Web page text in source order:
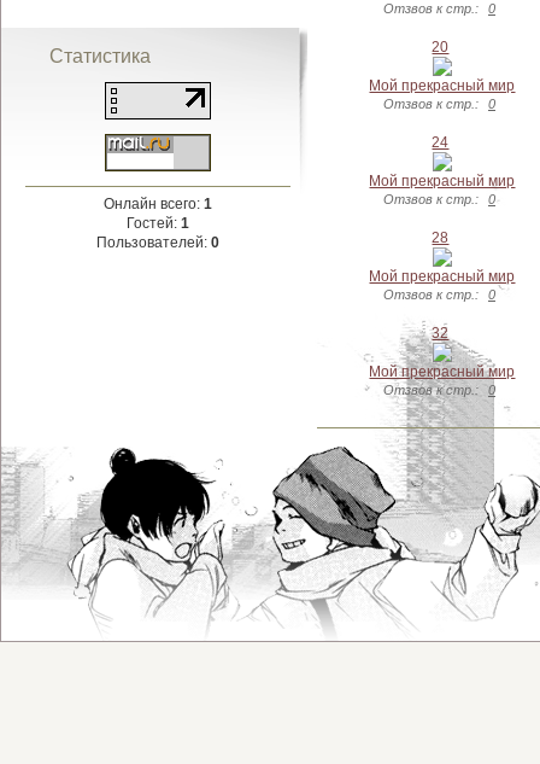
Статистика
Онлайн всего: 1
Гостей: 1
Пользователей: 0
Отзвов к стр.: 0
20
Мой прекрасный мир
Отзвов к стр.: 0
24
Мой прекрасный мир
Отзвов к стр.: 0
28
Мой прекрасный мир
Отзвов к стр.: 0
32
Мой прекрасный мир
Отзвов к стр.: 0